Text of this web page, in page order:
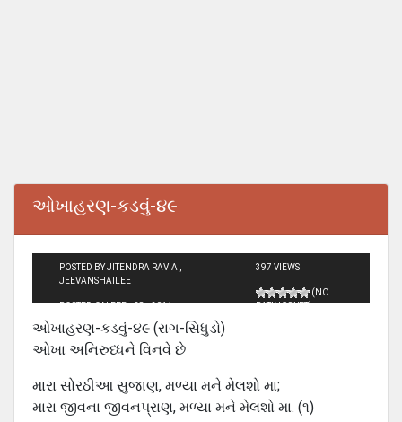
ઓખાહરણ-કડવું-૪૯
POSTED BY JITENDRA RAVIA ,
JEEVANSHAILEE
POSTED ON FEB - 28 - 2014
397 VIEWS
(NO
RATINGS YET)
ઓખાહરણ-કડવું-૪૯ (રાગ-સિધુડો)
ઓખા અનિરુધ્ધને વિનવે છે
મારા સોરઠીઆ સુજાણ, મળ્યા મને મેલશો મા;
મારા જીવના જીવનપ્રાણ, મળ્યા મને મેલશો મા. (૧)